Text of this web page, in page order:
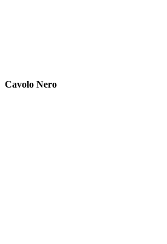
Cavolo Nero